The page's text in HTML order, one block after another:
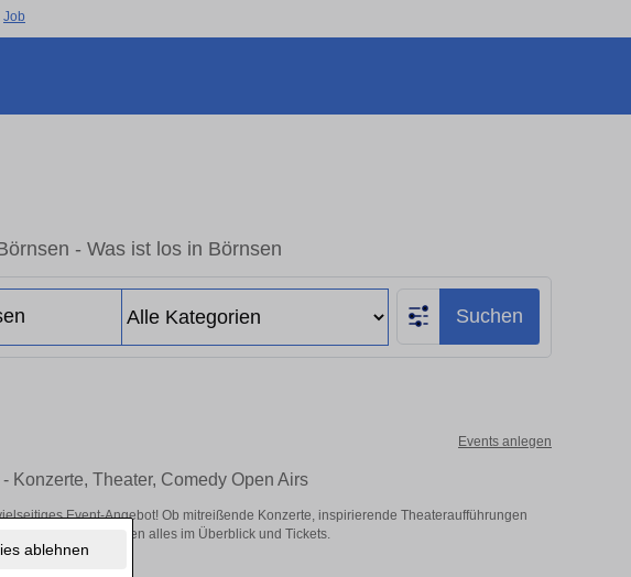
ablehnen
Job
- Was ist los in Börnsen
Suchen
Events anlegen
Konzerte, Theater, Comedy Open Airs
Event-Angebot! Ob mitreißende Konzerte, inspirierende Theateraufführungen
Börnsen – hier finden alles im Überblick und Tickets.